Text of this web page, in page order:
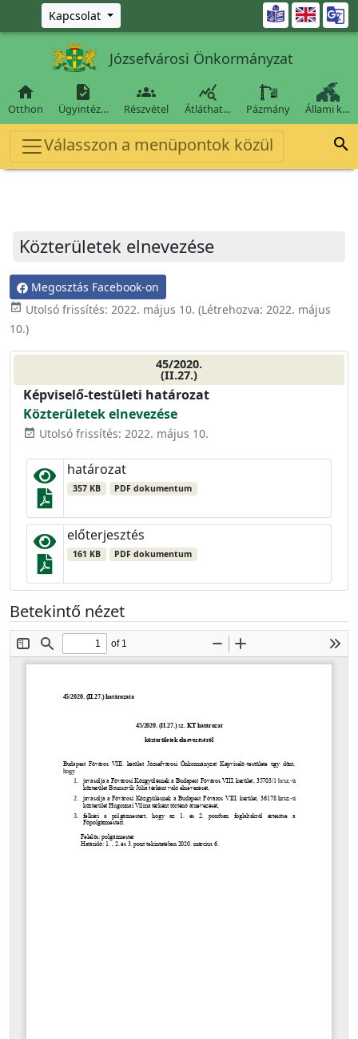
Ugrás a fő tartalomra
Kapcsolat 
Józsefvárosi Önkormányzat

Otthon

Ügyintéz…

Részvétel

Átláthat… Pázmány Állami k…
Válasszon a menüpontok közül 
Közterületek elnevezése
Megosztás Facebook-on
event_available Utolsó frissítés: 2022. május 10. (Létrehozva: 2022. május
10.)
45/2020.
(II.27.)
Képviselő-testületi határozat
Közterületek elnevezése
event_available Utolsó frissítés: 2022. május 10.
határozat
357 KB PDF dokumentum
előterjesztés
161 KB PDF dokumentum
Betekintő nézet